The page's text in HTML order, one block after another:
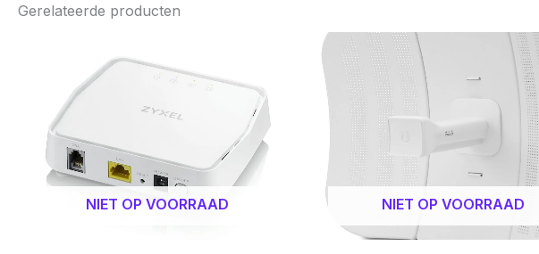
Gerelateerde producten
NIET OP VOORRAAD NIET OP VOORRAAD